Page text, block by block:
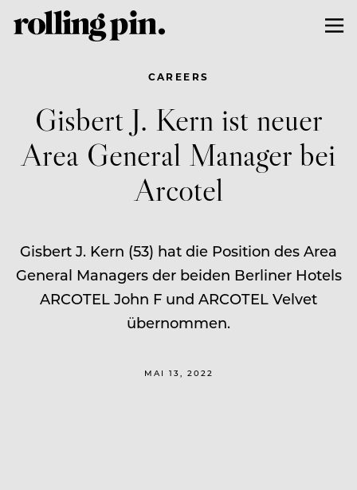
CAREERS
Gisbert J. Kern ist neuer
Area General Manager bei
Arcotel
Gisbert J. Kern (53) hat die Position des Area
General Managers der beiden Berliner Hotels
ARCOTEL John F und ARCOTEL Velvet
übernommen.
MAI 13, 2022